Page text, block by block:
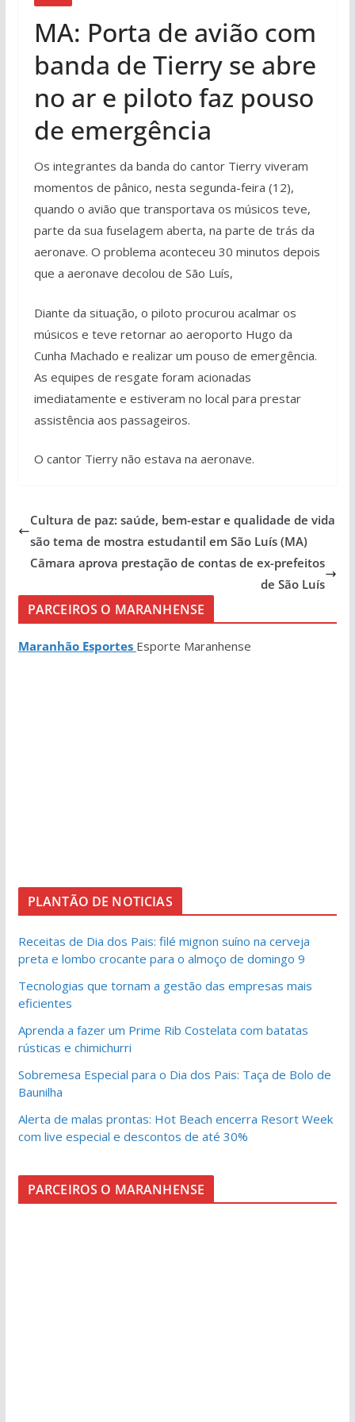
MA: Porta de avião com
banda de Tierry se abre
no ar e piloto faz pouso
de emergência
Os integrantes da banda do cantor Tierry viveram
momentos de pânico, nesta segunda-feira (12),
quando o avião que transportava os músicos teve,
parte da sua fuselagem aberta, na parte de trás da
aeronave. O problema aconteceu 30 minutos depois
que a aeronave decolou de São Luís,
Diante da situação, o piloto procurou acalmar os
músicos e teve retornar ao aeroporto Hugo da
Cunha Machado e realizar um pouso de emergência.
As equipes de resgate foram acionadas
imediatamente e estiveram no local para prestar
assistência aos passageiros.
O cantor Tierry não estava na aeronave.
Cultura de paz: saúde, bem-estar e qualidade de vida
são tema de mostra estudantil em São Luís (MA)
Câmara aprova prestação de contas de ex-prefeitos
de São Luís
PARCEIROS O MARANHENSE
Maranhão Esportes Esporte Maranhense
PLANTÃO DE NOTICIAS
Receitas de Dia dos Pais: filé mignon suíno na cerveja
preta e lombo crocante para o almoço de domingo 9
Tecnologias que tornam a gestão das empresas mais
eficientes
Aprenda a fazer um Prime Rib Costelata com batatas
rústicas e chimichurri
Sobremesa Especial para o Dia dos Pais: Taça de Bolo de
Baunilha
Alerta de malas prontas: Hot Beach encerra Resort Week
com live especial e descontos de até 30%
PARCEIROS O MARANHENSE